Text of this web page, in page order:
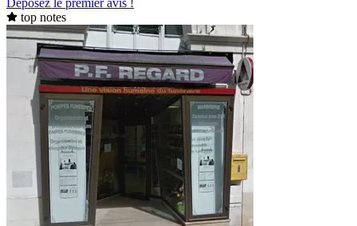
Déposez le premier avis !
top notes